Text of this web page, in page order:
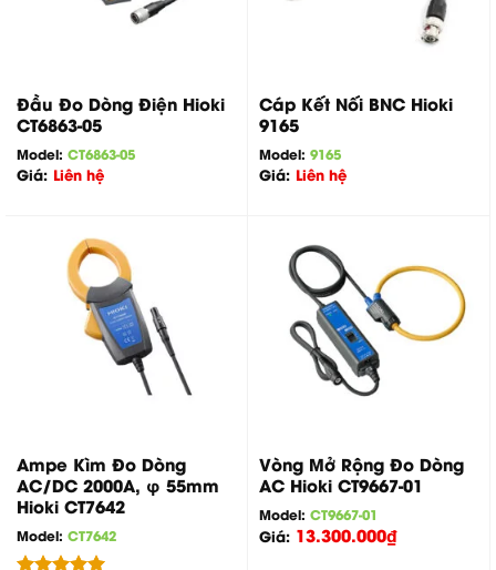
Đầu Đo Dòng Điện Hioki
CT6863-05
Model: CT6863-05
Giá: Liên hệ
Cáp Kết Nối BNC Hioki
9165
Model: 9165
Giá: Liên hệ
Ampe Kìm Đo Dòng
AC/DC 2000A, φ 55mm
Hioki CT7642
Model: CT7642
Vòng Mở Rộng Đo Dòng
AC Hioki CT9667-01
Model: CT9667-01
Giá: 13.300.000₫